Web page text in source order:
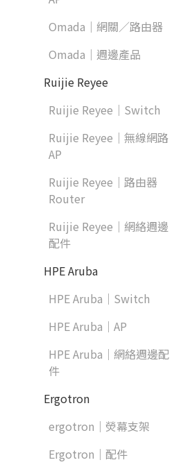
Omada｜網關／路由器
Omada｜週邊產品
Ruijie Reyee
Ruijie Reyee｜Switch
Ruijie Reyee｜無線網路
AP
Ruijie Reyee｜路由器
Router
Ruijie Reyee｜網絡週邊
配件
HPE Aruba
HPE Aruba｜Switch
HPE Aruba｜AP
HPE Aruba｜網絡週邊配
件
Ergotron
ergotron｜熒幕支架
Ergotron｜配件